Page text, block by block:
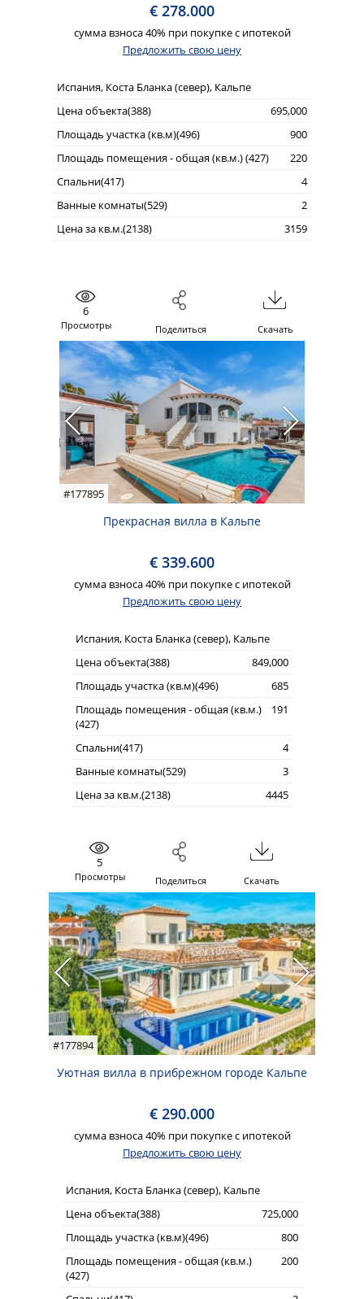
€ 278.000
сумма взноса 40% при покупке с ипотекой
Предложить свою цену
Испания, Коста Бланка (север), Кальпе
Цена объекта(388)
695,000
Площадь участка (кв.м)(496)
900
Площадь помещения - общая (кв.м.) (427)
220
Спальни(417)
4
Ванные комнаты(529)
2
Цена за кв.м.(2138)
3159
6
Просмотры Поделиться Скачать
#177895
Прекрасная вилла в Кальпе
€ 339.600
сумма взноса 40% при покупке с ипотекой
Предложить свою цену
Испания, Коста Бланка (север), Кальпе
Цена объекта(388)
849,000
Площадь участка (кв.м)(496)
685
Площадь помещения - общая (кв.м.)
(427)
191
Спальни(417)
4
Ванные комнаты(529)
3
Цена за кв.м.(2138)
4445
5
Просмотры Поделиться Скачать
#177894
Уютная вилла в прибрежном городе Кальпе
€ 290.000
сумма взноса 40% при покупке с ипотекой
Предложить свою цену
Испания, Коста Бланка (север), Кальпе
Цена объекта(388)
725,000
Площадь участка (кв.м)(496)
800
Площадь помещения - общая (кв.м.)
(427)
200